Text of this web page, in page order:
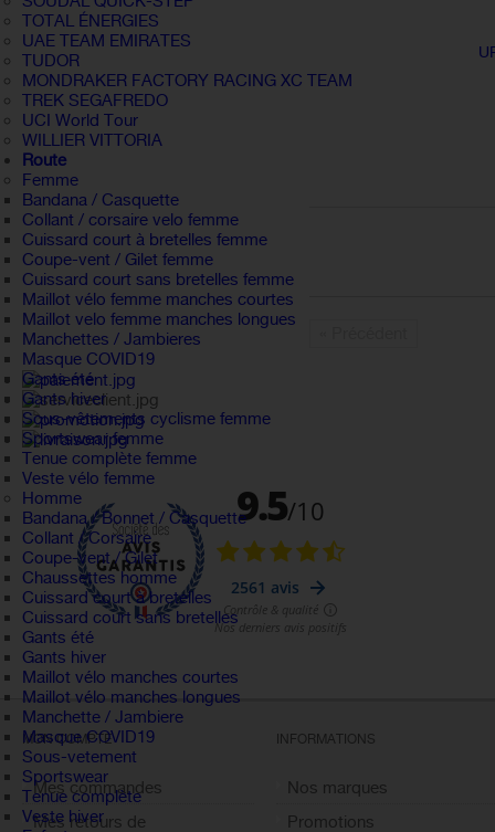
TOTAL ÉNERGIES
UAE TEAM EMIRATES
TUDOR
MONDRAKER FACTORY RACING XC TEAM
TREK SEGAFREDO
UCI World Tour
WILLIER VITTORIA
Route
Femme
Bandana / Casquette
Collant / corsaire velo femme
Cuissard court à bretelles femme
Coupe-vent / Gilet femme
Cuissard court sans bretelles femme
Maillot vélo femme manches courtes
Maillot velo femme manches longues
Manchettes / Jambieres
Masque COVID19
Gants été
Gants hiver
Sous-vêtements cyclisme femme
Sportswear femme
Tenue complète femme
Veste vélo femme
Homme
Bandana / Bonnet / Casquette
Collant / Corsaire
Coupe-vent / Gilet
Chaussettes homme
Cuissard court à bretelles
Cuissard court sans bretelles
Gants été
Gants hiver
Maillot vélo manches courtes
Maillot vélo manches longues
Manchette / Jambiere
Masque COVID19
Sous-vetement
Sportswear
Tenue complète
Veste hiver
MON COMPTE
Mes commandes
Mes retours de
INFORMATIONS
Nos marques
Promotions